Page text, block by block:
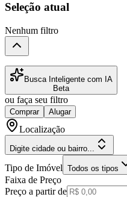
Seleção atual
Nenhum filtro
Busca Inteligente com IA
Beta
ou faça seu filtro
Comprar Alugar
Localização
Digite cidade ou bairro...
Tipo de Imóvel Todos os tipos
Faixa de Preço
Preço a partir de